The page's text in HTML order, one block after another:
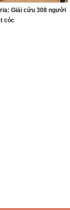
Giải cứu 308 người
cóc